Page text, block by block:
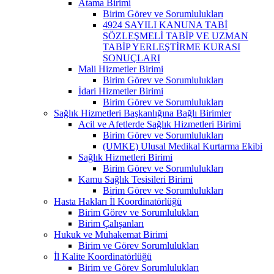
Atama Birimi
Birim Görev ve Sorumlulukları
4924 SAYILI KANUNA TABİ
SÖZLEŞMELİ TABİP VE UZMAN
TABİP YERLEŞTİRME KURASI
SONUÇLARI
Mali Hizmetler Birimi
Birim Görev ve Sorumlulukları
İdari Hizmetler Birimi
Birim Görev ve Sorumlulukları
Sağlık Hizmetleri Başkanlığına Bağlı Birimler
Acil ve Afetlerde Sağlık Hizmetleri Birimi
Birim Görev ve Sorumlulukları
(UMKE) Ulusal Medikal Kurtarma Ekibi
Sağlık Hizmetleri Birimi
Birim Görev ve Sorumlulukları
Kamu Sağlık Tesisileri Birimi
Birim Görev ve Sorumlulukları
Hasta Hakları İl Koordinatörlüğü
Birim Görev ve Sorumlulukları
Birim Çalışanları
Hukuk ve Muhakemat Birimi
Birim ve Görev Sorumlulukları
İl Kalite Koordinatörlüğü
Birim ve Görev Sorumlulukları